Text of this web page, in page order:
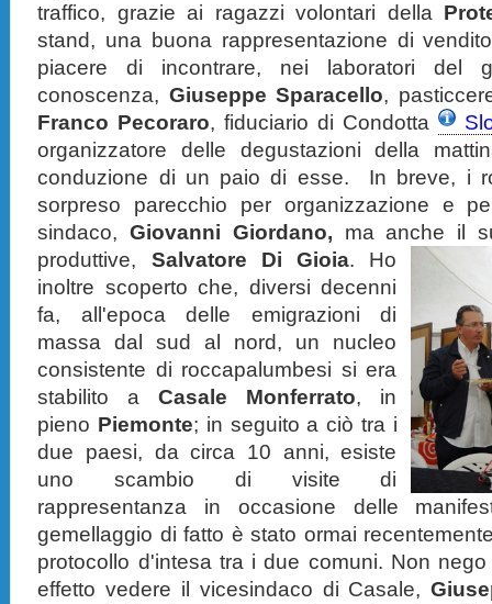
traffico, grazie ai ragazzi volontari della
stand, una buona rappresentazione di
piacere di incontrare, nei laboratori del
conoscenza, Giuseppe Sparacello,
Franco Pecoraro, fiduciario di Condotta
organizzatore delle degustazioni della
conduzione di un paio di esse. In breve, i
sorpreso parecchio per organizzazione e
sindaco,Giovanni Giordano, ma anche il
produttive, Salvatore Di Gioia. Ho
inoltre scoperto che, diversi decenni
fa, all'epoca delle emigrazioni di
massa dal sud al nord, un nucleo
consistente di roccapalumbesi si era
stabilito aCasale Monferrato, in
pieno Piemonte; in seguito a ciò tra i
due paesi, da circa 10 anni, esiste
uno scambio di visite di
rappresentanza in occasione delle
gemellaggio di fatto è stato ormai
protocollo d'intesa tra i due comuni. Non
effetto vedere il vicesindaco di Casale,